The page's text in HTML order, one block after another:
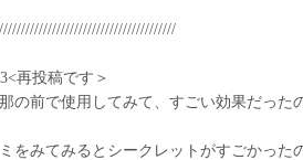
再投稿です＞
の前で使用してみて、すごい効果だった
をみてみるとシークレットがすごかっ